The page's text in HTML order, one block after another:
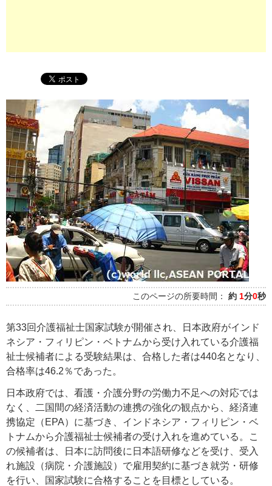
このページの所要時間： 約 1分0秒
第33回介護福祉士国家試験が開催され、日本政府がインド
ネシア・フィリピン・ベトナムから受け入れている介護福
祉士候補者による受験結果は、合格した者は440名となり、
合格率は46.2％であった。
日本政府では、看護・介護分野の労働力不足への対応では
なく、二国間の経済活動の連携の強化の観点から、経済連
携協定（EPA）に基づき、インドネシア・フィリピン・ベ
トナムから介護福祉士候補者の受け入れを進めている。こ
の候補者は、日本に訪問後に日本語研修などを受け、受入
れ施設（病院・介護施設）で雇用契約に基づき就労・研修
を行い、国家試験に合格することを目標としている。